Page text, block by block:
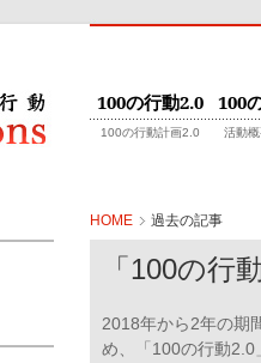
100の行動2.0
100の行動計画2.0
100
活動
HOME 過去の記事
「100の行
2018年から2年の期
め、「100の行動2.0